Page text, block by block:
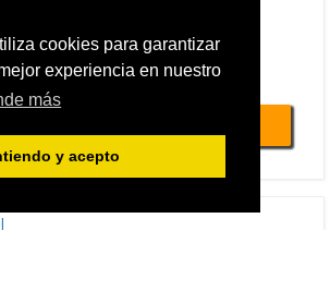
cookies para garantizar
experiencia en nuestro
más
y acepto
Islington London
de 220.35 EUR
o